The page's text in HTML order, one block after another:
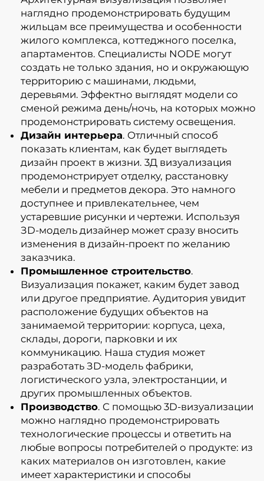
наглядно продемонстрировать будущим
жильцам все преимущества и особенности
жилого комплекса, коттеджного поселка,
апартаментов. Специалисты NODE могут
создать не только здания, но и окружающую
территорию с машинами, людьми,
деревьями. Эффектно выглядят модели со
сменой режима день/ночь, на которых можно
продемонстрировать систему освещения.
Дизайн интерьера. Отличный способ
показать клиентам, как будет выглядеть
дизайн проект в жизни. 3Д визуализация
продемонстрирует отделку, расстановку
мебели и предметов декора. Это намного
доступнее и привлекательнее, чем
устаревшие рисунки и чертежи. Используя
ЗD-модель дизайнер может сразу вносить
изменения в дизайн-проект по желанию
заказчика.
Промышленное строительство.
Визуализация покажет, каким будет завод
или другое предприятие. Аудитория увидит
расположение будущих объектов на
занимаемой территории: корпуса, цеха,
склады, дороги, парковки и их
коммуникацию. Наша студия может
разработать ЗD-модель фабрики,
логистического узла, электростанции, и
других промышленных объектов.
Производство. С помощью 3D-визуализации
можно наглядно продемонстрировать
технологические процессы и ответить на
любые вопросы потребителей о продукте: из
каких материалов он изготовлен, какие
имеет характеристики и способы